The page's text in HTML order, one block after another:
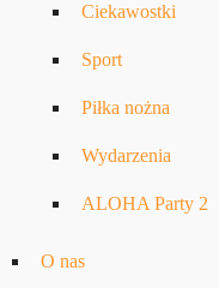
Ciekawostki
Sport
Piłka nożna
Wydarzenia
ALOHA Party 2
O nas